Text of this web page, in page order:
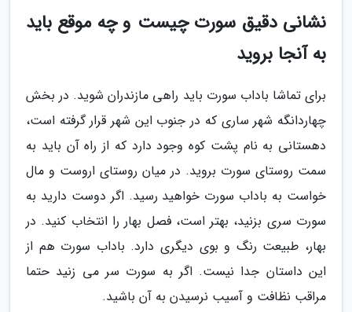
نشانی دقیق سورت چیست و چه موقع باید
به آنجا بروید
برای تماشا باداب سورت باید راهی مازندران شوید. در بخش
چهاردانگه شهر ساری که در جنوب این شهر قرار گرفته است،
دهستانی به نام پشت کوه وجود دارد که از راه آن باید به
سمت روستای سورت بروید. در میان روستای اروست و مال
خواست به باداب سورت خواهید رسید. اگر دوست دارید به
سورت سری بزنید، بهتر است، فصل بهار را انتخاب کنید. در
بهار، طبیعت رنگ و بوی دیگری دارد. باداب سورت هم از
این داستان جدا نیست. اگر به سورت سر می زنید حتما
مراقب نظافت و آسیب نرسیدن به آن باشید.